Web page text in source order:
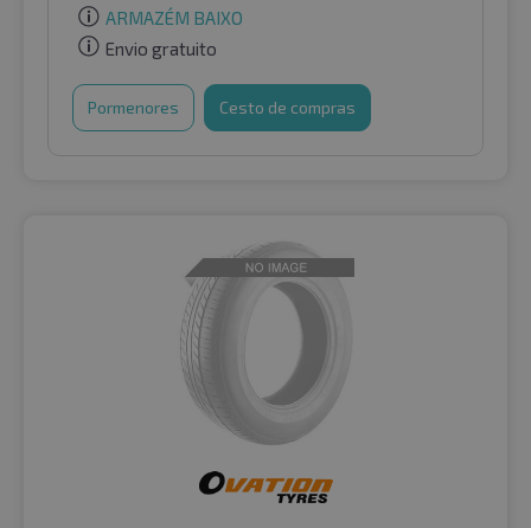
ARMAZÉM BAIXO
Envio gratuito
Pormenores Cesto de compras